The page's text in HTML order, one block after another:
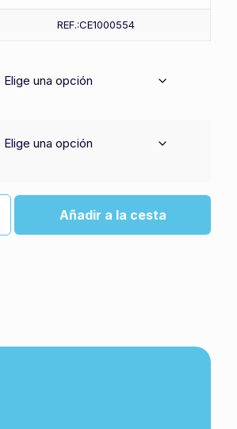
REF.:CE1000554
Añadir a la cesta